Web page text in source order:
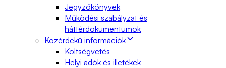
Jegyzőkönyvek
Működési szabályzat és
háttérdokumentumok
Közérdekű információk
Költségvetés
Helyi adók és illetékek